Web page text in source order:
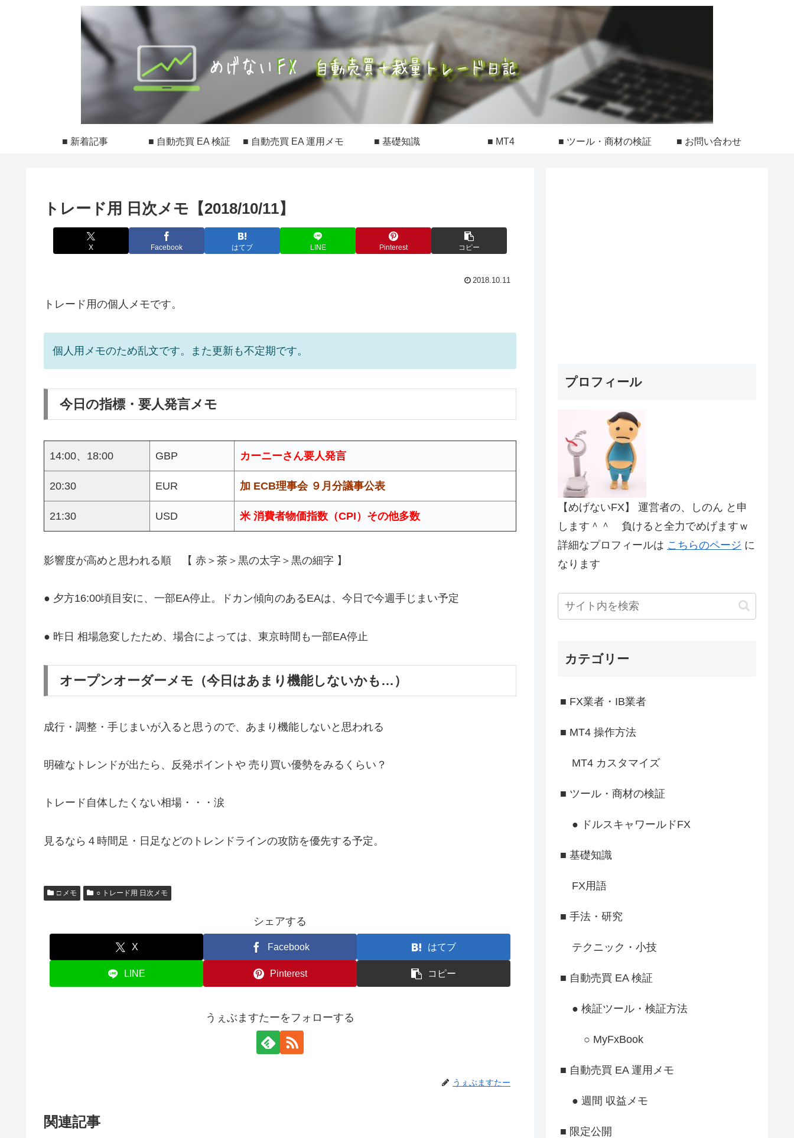
■ 新着記事 ■ 自動売買 EA 検証 ■ 自動売買 EA 運用メモ ■ 基礎知識 ■ MT4 ■ ツール・商材の検証 ■ お問い合わせ
トレード用 日次メモ【2018/10/11】
X Facebook はてブ LINE Pinterest コピー
2018.10.11
トレード用の個人メモです。
個人用メモのため乱文です。また更新も不定期です。
今日の指標・要人発言メモ
14:00、18:00 GBP カーニーさん要人発言
20:30 EUR 加 ECB理事会 ９月分議事公表
21:30 USD 米 消費者物価指数（CPI）その他多数
影響度が高めと思われる順 【 赤＞茶＞黒の太字＞黒の細字 】
● 夕方16:00頃目安に、一部EA停止。ドカン傾向のあるEAは、今日で今週手じまい予定
● 昨日 相場急変したため、場合によっては、東京時間も一部EA停止
オープンオーダーメモ（今日はあまり機能しないかも…）
成行・調整・手じまいが入ると思うので、あまり機能しないと思われる
明確なトレンドが出たら、反発ポイントや 売り買い優勢をみるくらい？
トレード自体したくない相場・・・涙
見るなら４時間足・日足などのトレンドラインの攻防を優先する予定。
□ メモ ○ トレード用 日次メモ
シェアする
X Facebook はてブ
LINE Pinterest コピー
うぇぶますたーをフォローする
うぇぶますたー
関連記事
プロフィール
【めげないFX】 運営者の、しのん と申
します＾＾ 負けると全力でめげますｗ
詳細なプロフィールは こちらのページ に
なります
カテゴリー
■ FX業者・IB業者
■ MT4 操作方法
MT4 カスタマイズ
■ ツール・商材の検証
● ドルスキャワールドFX
■ 基礎知識
FX用語
■ 手法・研究
テクニック・小技
■ 自動売買 EA 検証
● 検証ツール・検証方法
○ MyFxBook
■ 自動売買 EA 運用メモ
● 週間 収益メモ
■ 限定公開